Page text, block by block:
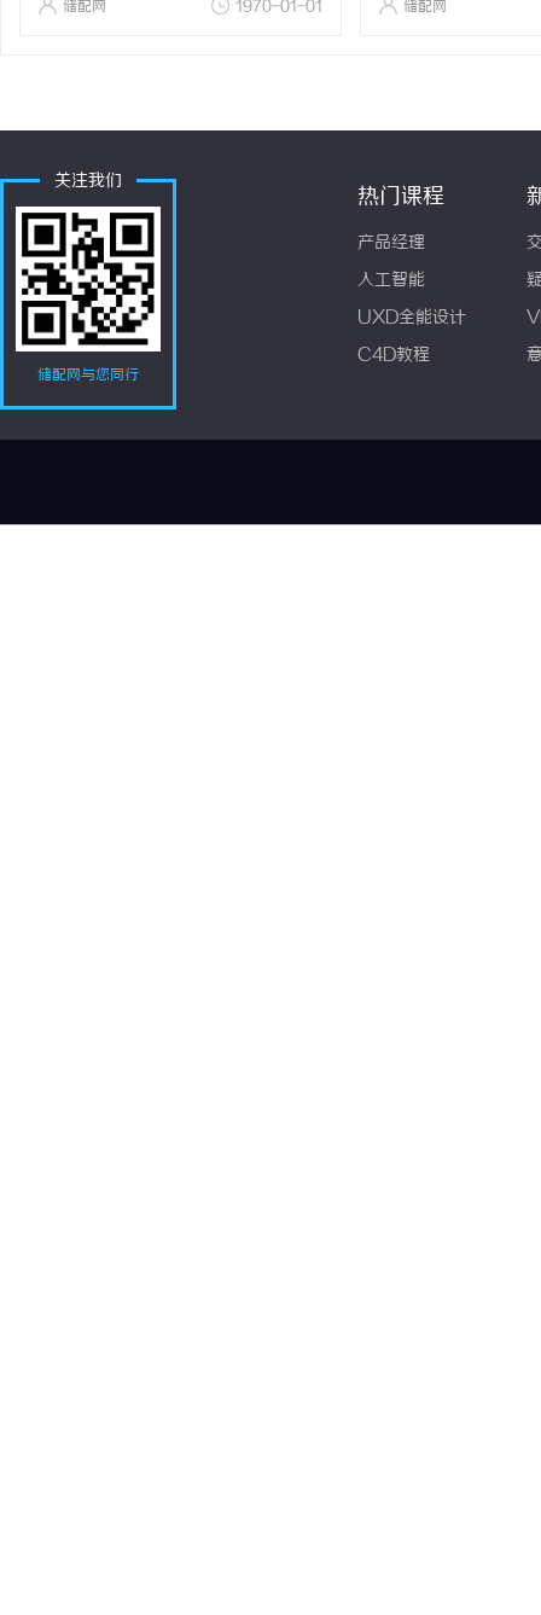
储配网 1970-01-01 储配网
关注我们
储配网与您同行
热门课程
产品经理
人工智能
UXD全能设计
C4D教程